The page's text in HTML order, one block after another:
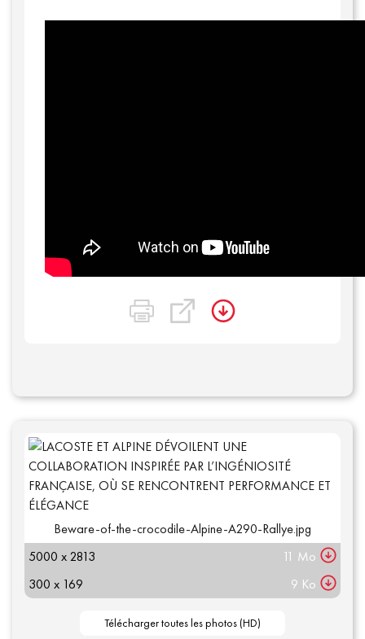
Beware-of-the-crocodile-Alpine-A290-Rallye.jpg
5000 x 2813
11 Mo
300 x 169
9 Ko